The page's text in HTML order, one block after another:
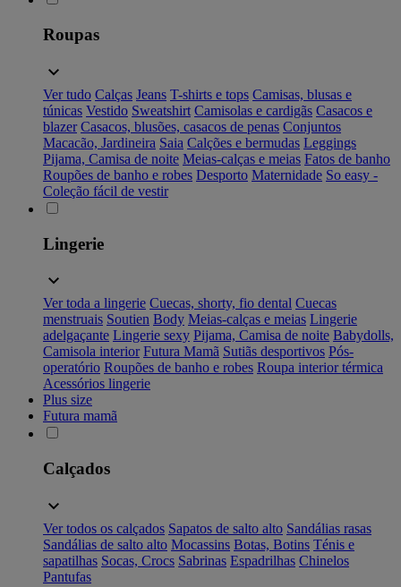
Roupas
Ver tudo Calças Jeans T-shirts e tops Camisas, blusas e
túnicas Vestido Sweatshirt Camisolas e cardigãs Casacos e
blazer Casacos, blusões, casacos de penas Conjuntos
Macacão, Jardineira Saia Calções e bermudas Leggings
Pijama, Camisa de noite Meias-calças e meias Fatos de banho
Roupões de banho e robes Desporto Maternidade So easy -
Coleção fácil de vestir
Lingerie
Ver toda a lingerie Cuecas, shorty, fio dental Cuecas
menstruais Soutien Body Meias-calças e meias Lingerie
adelgaçante Lingerie sexy Pijama, Camisa de noite Babydolls,
Camisola interior Futura Mamã Sutiãs desportivos Pós-
operatório Roupões de banho e robes Roupa interior térmica
Acessórios lingerie
Plus size
Futura mamã
Calçados
Ver todos os calçados Sapatos de salto alto Sandálias rasas
Sandálias de salto alto Mocassins Botas, Botins Ténis e
sapatilhas Socas, Crocs Sabrinas Espadrilhas Chinelos
Pantufas